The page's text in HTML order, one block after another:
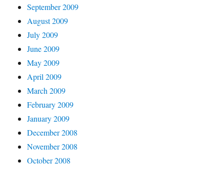
September 2009
August 2009
July 2009
June 2009
May 2009
April 2009
March 2009
February 2009
January 2009
December 2008
November 2008
October 2008